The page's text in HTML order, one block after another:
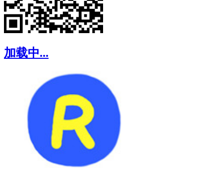
加载中...